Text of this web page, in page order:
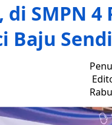
di SMPN
Baju